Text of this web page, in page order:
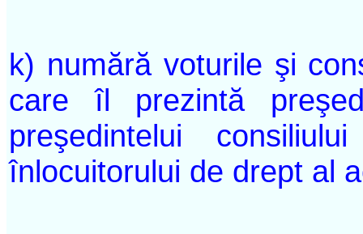
k) numără voturile şi
care îl prezintă
preşedintelui
înlocuitorului de drept al